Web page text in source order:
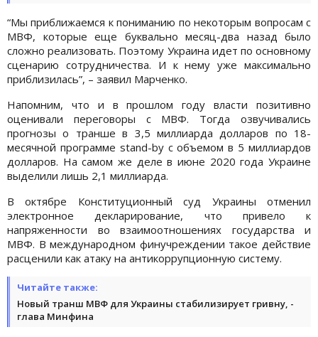
“Мы приближаемся к пониманию по некоторым вопросам с
МВФ, которые еще буквально месяц-два назад было
сложно реализовать. Поэтому Украина идет по основному
сценарию сотрудничества. И к нему уже максимально
приблизилась”, – заявил Марченко.
Напомним, что и в прошлом году власти позитивно
оценивали переговоры с МВФ. Тогда озвучивались
прогнозы о транше в 3,5 миллиарда долларов по 18-
месячной программе stand-by с объемом в 5 миллиардов
долларов. На самом же деле в июне 2020 года Украине
выделили лишь 2,1 миллиарда.
В октябре Конституционный суд Украины отменил
электронное декларирование, что привело к
напряженности во взаимоотношениях государства и
МВФ. В международном финучреждении такое действие
расценили как атаку на антикоррупционную систему.
Читайте также:
Новый транш МВФ для Украины стабилизирует гривну, -
глава Минфина